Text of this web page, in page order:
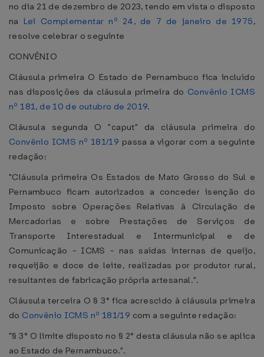
no dia 21 de dezembro de 2023, tendo em vista o disposto
na Lei Complementar nº 24, de 7 de janeiro de 1975,
resolve celebrar o seguinte
CONVÊNIO
Cláusula primeira O Estado de Pernambuco fica incluído
nas disposições da cláusula primeira do Convênio ICMS
nº 181, de 10 de outubro de 2019.
Cláusula segunda O "caput" da cláusula primeira do
Convênio ICMS nº 181/19 passa a vigorar com a seguinte
redação:
"Cláusula primeira Os Estados de Mato Grosso do Sul e
Pernambuco ficam autorizados a conceder isenção do
Imposto sobre Operações Relativas à Circulação de
Mercadorias e sobre Prestações de Serviços de
Transporte Interestadual e Intermunicipal e de
Comunicação - ICMS - nas saídas internas de queijo,
requeijão e doce de leite, realizadas por produtor rural,
resultantes de fabricação própria artesanal.".
Cláusula terceira O § 3° fica acrescido à cláusula primeira
do Convênio ICMS nº 181/19 com a seguinte redação:
"§ 3° O limite disposto no § 2° desta cláusula não se aplica
ao Estado de Pernambuco.".